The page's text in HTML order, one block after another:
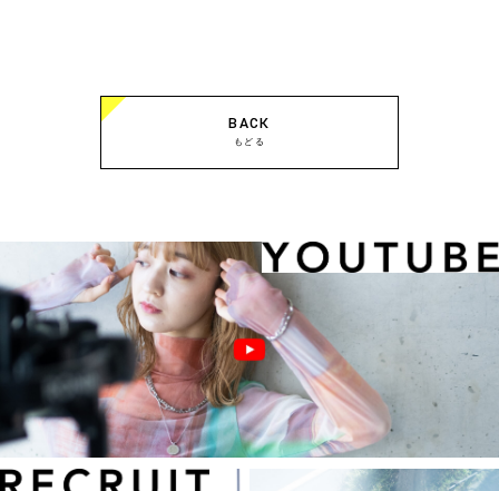
BACK
もどる